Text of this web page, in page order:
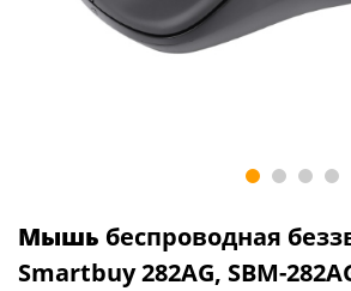
Мышь беспроводная
Smartbuy 282AG, SBM-